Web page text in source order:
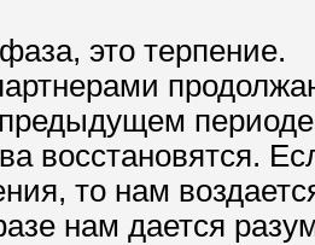
это терпение.
восстановятся.
то нам
нам дается